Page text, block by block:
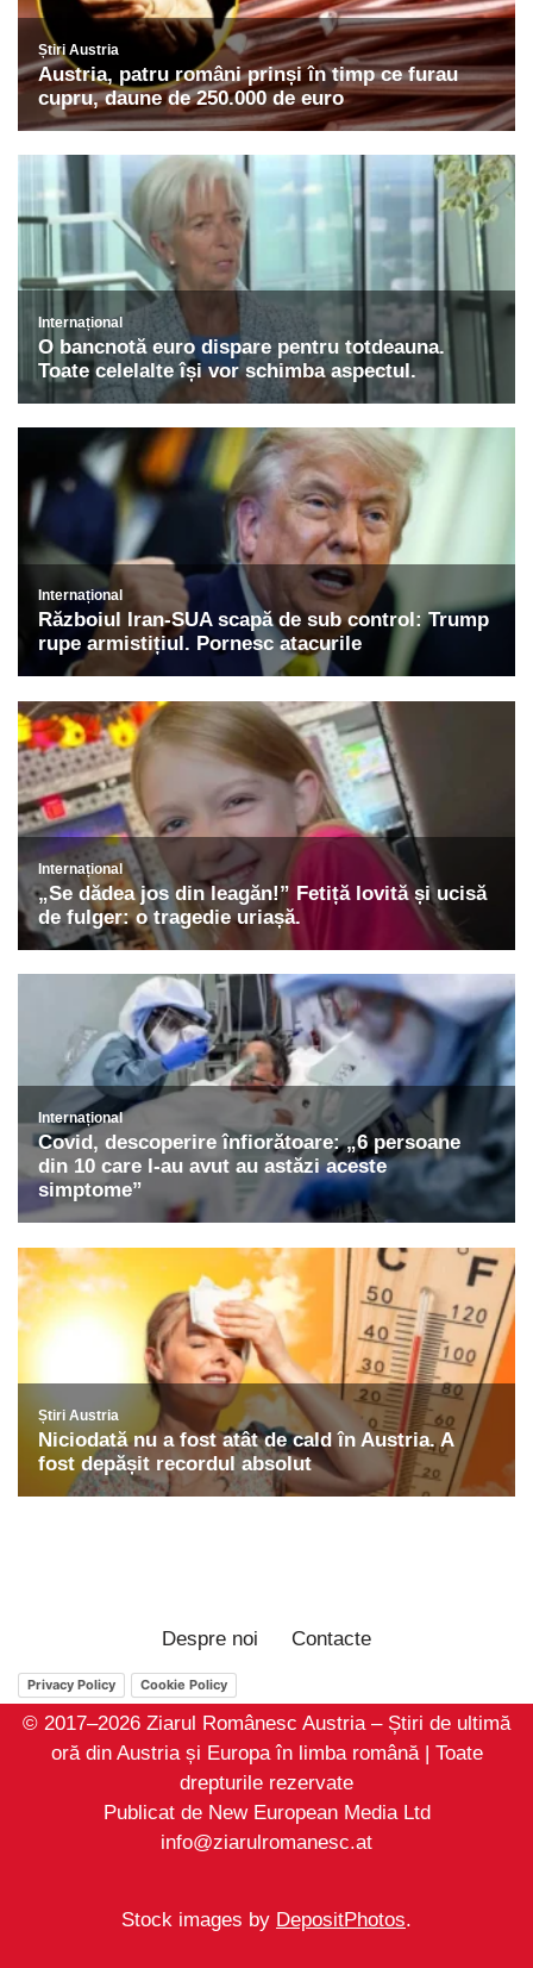
Despre noi Contacte
Privacy Policy Cookie Policy
© 2017–2026 Ziarul Românesc Austria – Știri de ultimă
oră din Austria și Europa în limba română | Toate
drepturile rezervate
Publicat de New European Media Ltd
info@ziarulromanesc.at
Stock images by DepositPhotos.